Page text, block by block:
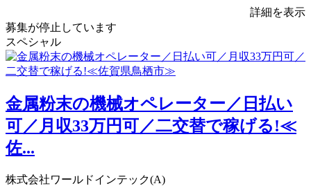
詳細を表示
募集が停止しています
スペシャル
金属粉末の機械オペレーター／日払い
可／月収33万円可／二交替で稼げる!≪
佐...
株式会社ワールドインテック(A)